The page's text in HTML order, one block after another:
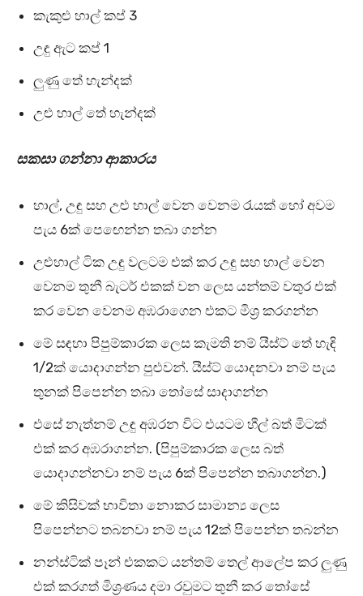
කැකුළු හාල් කප් 3
උඳු ඇට කප් 1
ලුණු තේ හැන්දක්
උළු හාල් තේ හැන්දක්
සකසා ගන්නා ආකාරය
හාල්, උඳු සහ උළු හාල් වෙන වෙනම රැයක් හෝ අවම
පැය 6ක් පෙඟෙන්න තබා ගන්න
උළුහාල් ටික උඳු වලටම එක් කර උඳු සහ හාල් වෙන
වෙනම තුනී බැටර් එකක් වන ලෙස යන්තම් වතුර එක්
කර වෙන වෙනම අඹරාගෙන එකට මිශ්‍ර කරගන්න
මේ සඳහා පිපුම්කාරක ලෙස කැමති නම් යීස්ට් තේ හැඳි
1/2ක් යොදාගන්න පුළුවන්. යීස්ට් යොදනවා නම් පැය
තුනක් පිපෙන්න තබා තෝසේ සාදාගන්න
එසේ නැත්නම් උඳු අඹරන විට එයටම හීල් බත් මිටක්
එක් කර අඹරාගන්න. (පිපුම්කාරක ලෙස බත්
යොදාගන්නවා නම් පැය 6ක් පිපෙන්න තබාගන්න.)
මේ කිසිවක් භාවිතා නොකර සාමාන්‍ය ලෙස
පිපෙන්නට තබනවා නම් පැය 12ක් පිපෙන්න තබන්න
නන්ස්ටික් පෑන් එකකට යන්තම් තෙල් ආලේප කර ලුණු
එක් කරගත් මිශ්‍රණය දමා රවුමට තුනී කර තෝසේ